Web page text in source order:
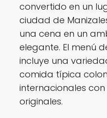
convertido en un
ciudad de
una cena en un
elegante. El menú
incluye una
comida típica
internacionales
originales.